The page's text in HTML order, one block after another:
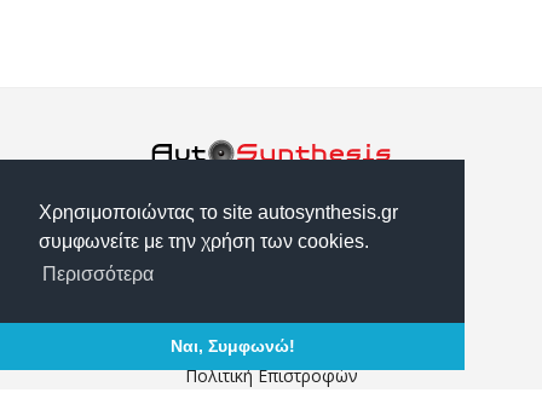
Χρησιμοποιώντας το site autosynthesis.gr
συμφωνείτε με την χρήση των cookies.
Περισσότερα
Ναι, Συμφωνώ!
Θεσσαλονίκης 10 Αγ. Ι. Ρέντης, 18233
2104917374
Τρόποι Πληρωμής
Πολιτική Επιστροφών